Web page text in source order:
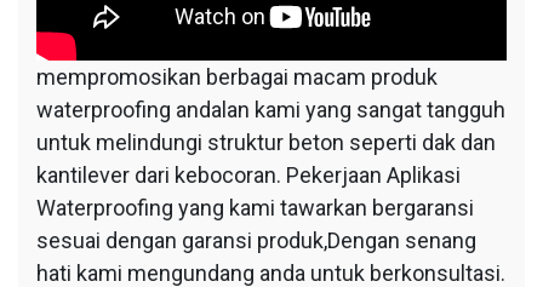
mempromosikan berbagai macam produk
waterproofing andalan kami yang sangat tangguh
untuk melindungi struktur beton seperti dak dan
kantilever dari kebocoran. Pekerjaan Aplikasi
Waterproofing yang kami tawarkan bergaransi
sesuai dengan garansi produk,Dengan senang
hati kami mengundang anda untuk berkonsultasi.